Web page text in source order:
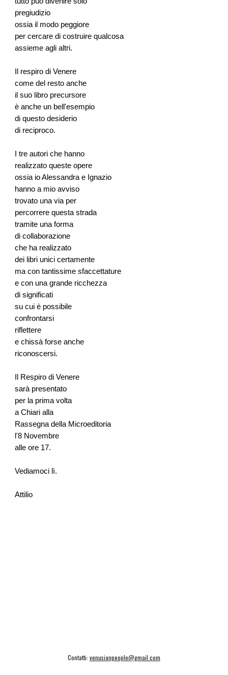
pregiudizio
ossia il modo peggiore
per cercare di costruire qualcosa
assieme agli altri.
Il respiro di Venere
come del resto anche
il suo libro precursore
è anche un bell'esempio
di questo desiderio
di reciproco.
I tre autori che hanno
realizzato queste opere
ossia io Alessandra e Ignazio
hanno a mio avviso
trovato una via per
percorrere questa strada
tramite una forma
di collaborazione
che ha realizzato
dei libri unici certamente
ma con tantissime sfaccettature
e con una grande ricchezza
di significati
su cui è possibile
confrontarsi
riflettere
e chissà forse anche
riconoscersi.
Il Respiro di Venere
sarà presentato
per la prima volta
a Chiari alla
Rassegna della Microeditoria
l'8 Novembre
alle ore 17.
Vediamoci lì.
Attilio
Contatti: venusianpeople@gmail.com